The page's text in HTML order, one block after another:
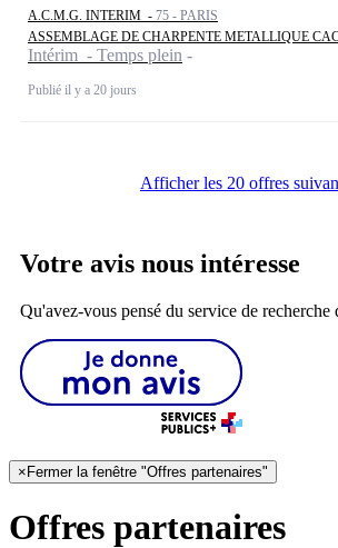
A.C.M.G. INTERIM - 75 - PARIS
ASSEMBLAGE DE CHARPENTE METALLIQUE
Intérim - Temps plein
Publié il y a 20 jours
Afficher les 20 offres
Votre avis nous intéresse
Qu'avez-vous pensé du service de recherche
×Fermer la fenêtre "Offres partenaires"
Offres partenaires